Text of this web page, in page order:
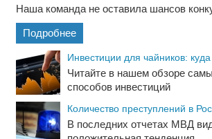
Наша команда не оставила шансов
Подробнее
Инвестиции для чайников:
Читайте в нашем обзоре
способов инвестиций
Количество преступлений в
В последних отчетах МВД